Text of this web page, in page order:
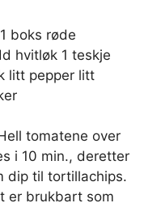
boks røde
hvitløk 1 teskje
litt pepper litt
tomatene over
i 10 min., deretter
dip til tortillachips.
er brukbart som